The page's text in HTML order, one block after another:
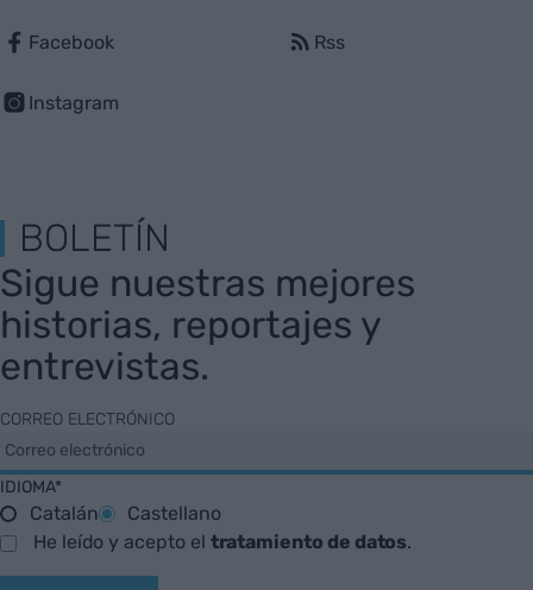
Facebook
Instagram
Rss
BOLETÍN
Sigue nuestras mejores
historias, reportajes y
entrevistas.
CORREO ELECTRÓNICO
IDIOMA*
Catalán
Castellano
He leído y acepto el tratamiento de datos.